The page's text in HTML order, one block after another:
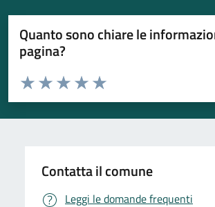
Quanto sono chiare le
pagina?
Valuta da 1 a 5 stelle la pagina
Valuta 5 stelle su 5
Valuta 4 stelle su 5
Valuta 3 stelle su 5
Valuta 2 stelle su 5
Valuta 1 stelle su 5
Contatta il comune
Leggi le domande frequenti